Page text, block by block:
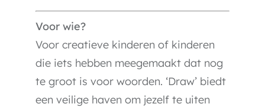
Voor wie?
Voor creatieve kinderen of kinderen
die iets hebben meegemaakt dat nog
te groot is voor woorden. ‘Draw’ biedt
een veilige haven om jezelf te uiten